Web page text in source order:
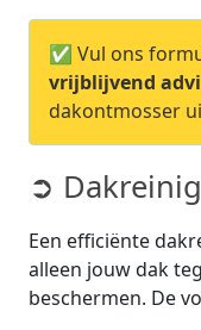
✅ Vul ons
vrijblijvend
dakontmosser
➲
Een efficiënte
alleen jouw dak
beschermen. De